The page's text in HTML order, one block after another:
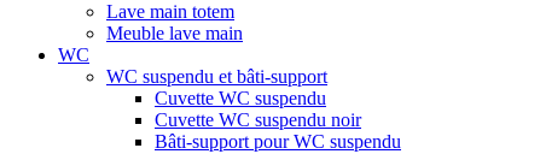
Lave main totem
Meuble lave main
WC
WC suspendu et bâti-support
Cuvette WC suspendu
Cuvette WC suspendu noir
Bâti-support pour WC suspendu